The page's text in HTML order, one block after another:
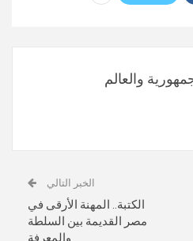
والعالم
الخبر التالي
الكتبة.. المهنة الأرقى في
مصر القديمة بين السلطة
والمعرفة